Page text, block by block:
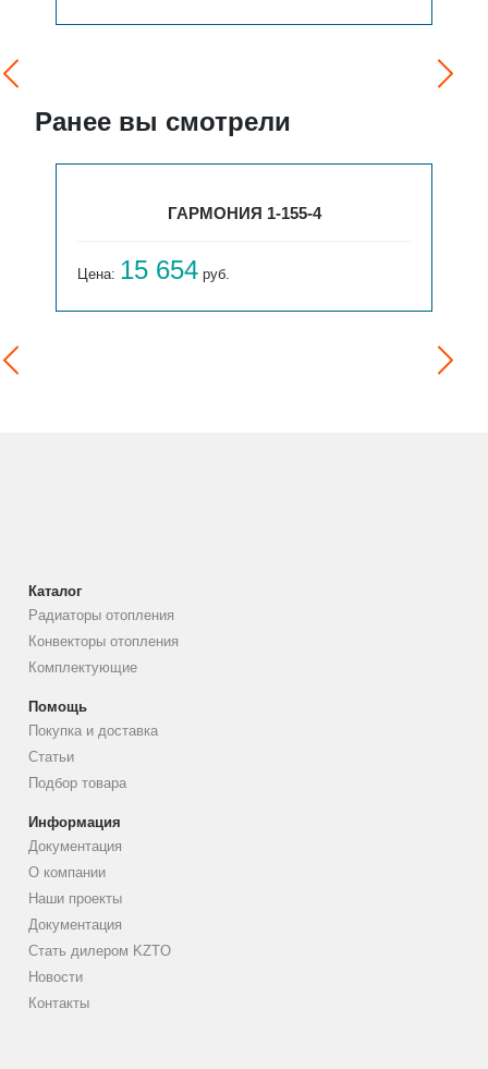
Ранее вы смотрели
ГАРМОНИЯ 1-155-4
Цена: 15 654 руб.
Каталог
Радиаторы отопления
Конвекторы отопления
Комплектующие
Помощь
Покупка и доставка
Статьи
Подбор товара
Информация
Документация
О компании
Наши проекты
Документация
Стать дилером KZTO
Новости
Контакты